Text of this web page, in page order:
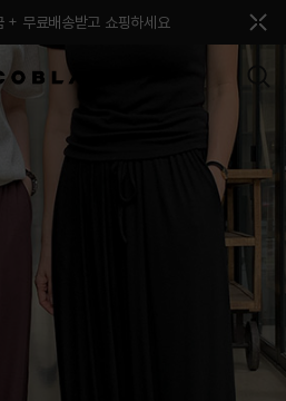
무료배송받고 쇼핑하세요